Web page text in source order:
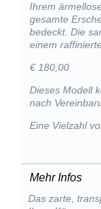
Ihrem
gesamte
bedeckt. Die
einem
€ 180,00
Dieses Modell
nach
Eine Vielzahl
Mehr Infos
Das zarte,